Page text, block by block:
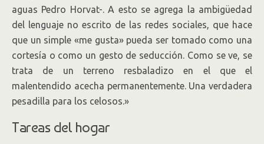
aguas Pedro Horvat-. A esto se agrega la ambigüedad
del lenguaje no escrito de las redes sociales, que hace
que un simple «me gusta» pueda ser tomado como una
cortesía o como un gesto de seducción. Como se ve, se
trata de un terreno resbaladizo en el que el
malentendido acecha permanentemente. Una verdadera
pesadilla para los celosos.»
Tareas del hogar